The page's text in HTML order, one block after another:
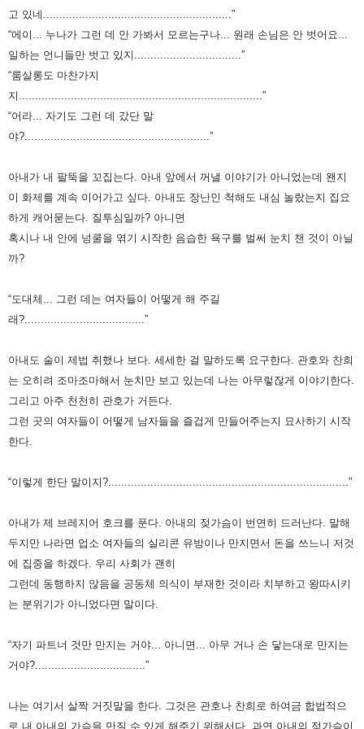
고 있네..........................................................”
“에이... 누나가 그런 데 안 가봐서 모르는구나... 원래 손님은 안 벗어요...
일하는 언니들만 벗고 있지.................................”
“룸살롱도 마찬가지
지...........................................................................”
“어라... 자기도 그런 데 갔단 말
야?.........................................................”
아내가 내 팔뚝을 꼬집는다. 아내 앞에서 꺼낼 이야기가 아니었는데 왠지
이 화제를 계속 이어가고 싶다. 아내도 장난인 척해도 내심 놀랐는지 집요
하게 캐어묻는다. 질투심일까? 아니면
혹시나 내 안에 넝쿨을 엮기 시작한 음습한 욕구를 벌써 눈치 챈 것이 아닐
까?
“도대체... 그런 데는 여자들이 어떻게 해 주길
래?.....................................”
아내도 술이 제법 취했나 보다. 세세한 걸 말하도록 요구한다. 관호와 찬희
는 오히려 조마조마해서 눈치만 보고 있는데 나는 아무렇잖게 이야기한다.
그리고 아주 천천히 관호가 거든다.
그런 곳의 여자들이 어떻게 남자들을 즐겁게 만들어주는지 묘사하기 시작
한다.
“이렇게 한단 말이지?..........................................................................”
아내가 제 브레지어 호크를 푼다. 아내의 젖가슴이 번연히 드러난다. 말해
두지만 나라면 업소 여자들의 실리콘 유방이나 만지면서 돈을 쓰느니 저것
에 집중을 하겠다. 우리 사회가 괜히
그런데 동행하지 않음을 공동체 의식이 부재한 것이라 치부하고 왕따시키
는 분위기가 아니었다면 말이다.
“자기 파트너 것만 만지는 거야... 아니면... 아무 거나 손 닿는대로 만지는
거야?..................................”
나는 여기서 살짝 거짓말을 한다. 그것은 관호나 찬희로 하여금 합법적으
로 내 아내의 가슴을 만질 수 있게 해주기 위해서다. 과연 아내의 젖가슴이